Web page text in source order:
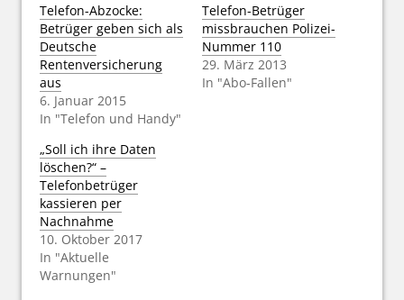
Telefon-Abzocke:
Betrüger geben sich als
Deutsche
Rentenversicherung
aus
6. Januar 2015
In "Telefon und Handy"
Telefon-Betrüger
missbrauchen Polizei-
Nummer 110
29. März 2013
In "Abo-Fallen"
„Soll ich ihre Daten
löschen?“ –
Telefonbetrüger
kassieren per
Nachnahme
10. Oktober 2017
In "Aktuelle
Warnungen"